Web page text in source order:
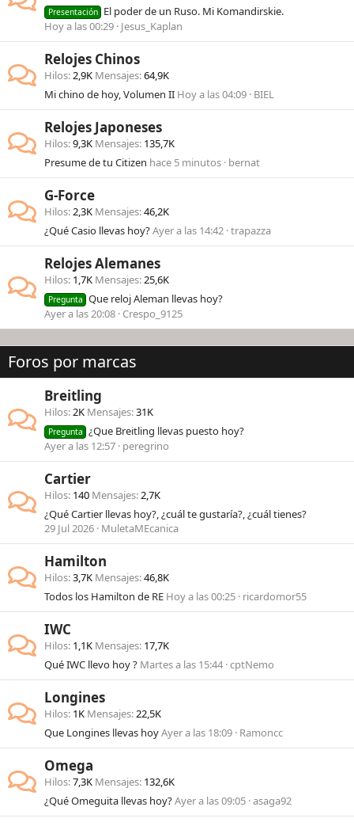
Presentación El poder de un Ruso. Mi Komandirskie.
Hoy a las 00:29 Jesus_Kaplan
Relojes Chinos
Hilos 2,9K Mensajes 64,9K
Mi chino de hoy, Volumen II Hoy a las 04:09 BIEL
Relojes Japoneses
Hilos 9,3K Mensajes 135,7K
Presume de tu Citizen hace 5 minutos bernat
G-Force
Hilos 2,3K Mensajes 46,2K
¿Qué Casio llevas hoy?Ayer a las 14:42 trapazza
Relojes Alemanes
Hilos 1,7K Mensajes 25,6K
Pregunta Que reloj Aleman llevas hoy?
Ayer a las 20:08 Crespo_9125
Foros por marcas
Breitling
Hilos 2K Mensajes 31K
Pregunta ¿Que Breitling llevas puesto hoy?
Ayer a las 12:57 peregrino
Cartier
Hilos 140 Mensajes 2,7K
¿Qué Cartier llevas hoy?, ¿cuál te gustaría?, ¿cuál tienes?
29 Jul 2026 MuletaMEcanica
Hamilton
Hilos 3,7K Mensajes 46,8K
Todos los Hamilton de RE Hoy a las 00:25 ricardomor55
IWC
Hilos 1,1K Mensajes 17,7K
Qué IWC llevo hoy ? Martes a las 15:44 cptNemo
Longines
Hilos 1K Mensajes 22,5K
Que Longines llevas hoyAyer a las 18:09 Ramoncc
Omega
Hilos 7,3K Mensajes 132,6K
¿Qué Omeguita llevas hoy?Ayer a las 09:05 asaga92